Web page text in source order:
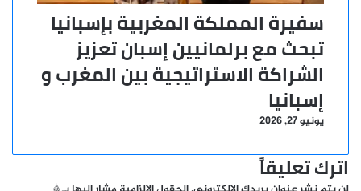
سفيرة المملكة المغربية بإسبانيا
تبحث مع برلمانيين إسبان تعزيز
الشراكة الاستراتيجية بين المغرب و
إسبانيا
يونيو 27, 2026
اترك تعليقاً